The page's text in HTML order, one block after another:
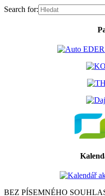
Search for:
BEZ PÍSEMNÉHO